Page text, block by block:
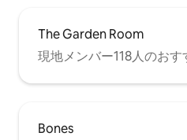
The Garden Room
現地メンバー118人のおす
Bones